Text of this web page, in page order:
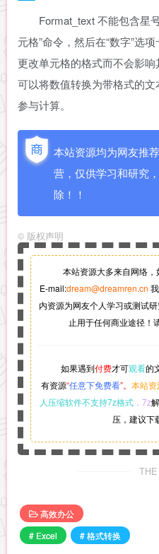
Format_text 不能包含星
元格”命令，然后在“数字”选
更改单元格的格式而不会影
可以将数值转换为带格式的
参与计算。
本站资源均为网友推
营，仅供学习和研究
除！！
© 版权声明
本站资源大多来自网络
E-mail:dream@dreamren.cn
内资源为网友个人学习或测试
止用于任何商业途径！
如果遇到付费才可观看的
有资源“任意下免费看”。 本站资
人压缩软件不支持7z格式 ，7z
压，建议下
高效办公
# Excel
# 格式转换